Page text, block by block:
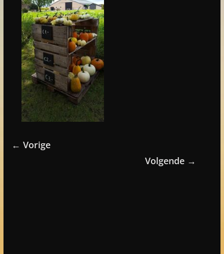
← Vorige
Volgende →